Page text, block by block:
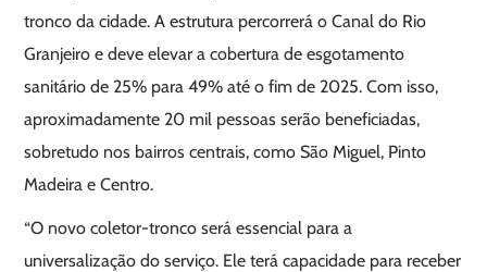
tronco da cidade. A estrutura percorrerá o Canal do Rio
Granjeiro e deve elevar a cobertura de esgotamento
sanitário de 25% para 49% até o fim de 2025. Com isso,
aproximadamente 20 mil pessoas serão beneficiadas,
sobretudo nos bairros centrais, como São Miguel, Pinto
Madeira e Centro.
“O novo coletor-tronco será essencial para a
universalização do serviço. Ele terá capacidade para receber